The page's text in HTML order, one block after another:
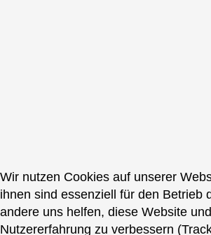
Wir nutzen Cookies auf unserer
ihnen sind essenziell für den Betrieb
andere uns helfen, diese Website
Nutzererfahrung zu verbessern